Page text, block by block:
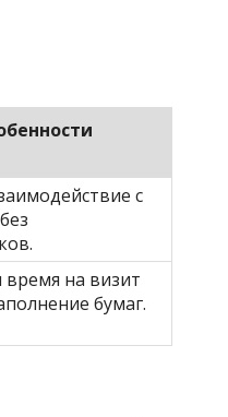
с
время на визит
бумаг.